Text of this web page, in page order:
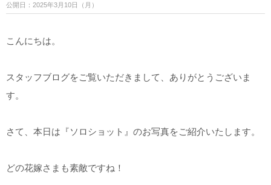
アクセス/TEL
庭園での撮影
公開日：2025年3月10日（月）
こんにちは。
スタッフブログをご覧いただきまして、ありがとうございま
す。
さて、本日は『ソロショット』のお写真をご紹介いたします。
どの花嫁さまも素敵ですね！